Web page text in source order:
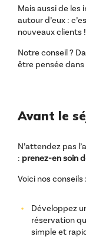
Mais aussi de
autour d’eux :
nouveaux clients !
Notre conseil ?
être pensée
Avant le
N’attendez pas
: prenez-en soin
Voici nos conseils :
Développez
réservation
simple et